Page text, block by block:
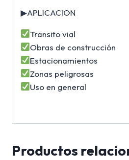
▶APLICACION
Transito vial
Obras de construcción
Estacionamientos
Zonas peligrosas
Uso en general
Productos